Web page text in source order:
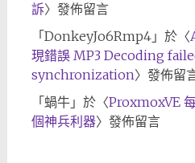
訴〉發佈留言
「 DonkeyJo6Rmp4」於〈
現錯誤 MP3 Decoding
synchronization〉發佈留
「 蝸牛」於〈ProxmoxVE
個神兵利器〉發佈留言